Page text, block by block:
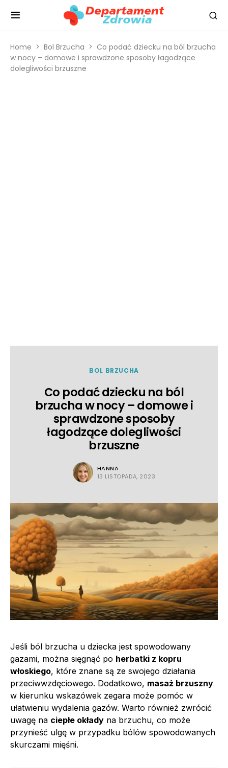
Home Bol Brzucha
Co podać dziecku na ból brzucha
w nocy – domowe i sprawdzone sposoby łagodzące
dolegliwości brzuszne
BOL BRZUCHA
Co podać dziecku na ból
brzucha w nocy – domowe i
sprawdzone sposoby
łagodzące dolegliwości
brzuszne
HANNA
13 LISTOPADA, 2023
Jeśli ból brzucha u dziecka jest spowodowany
gazami, można sięgnąć po herbatki z kopru
włoskiego, które znane są ze swojego działania
przeciwwzdęciowego. Dodatkowo, masaż brzuszny
w kierunku wskazówek zegara może pomóc w
ułatwieniu wydalenia gazów. Warto również zwrócić
uwagę na ciepłe okłady na brzuchu, co może
przynieść ulgę w przypadku bólów spowodowanych
skurczami mięśni.